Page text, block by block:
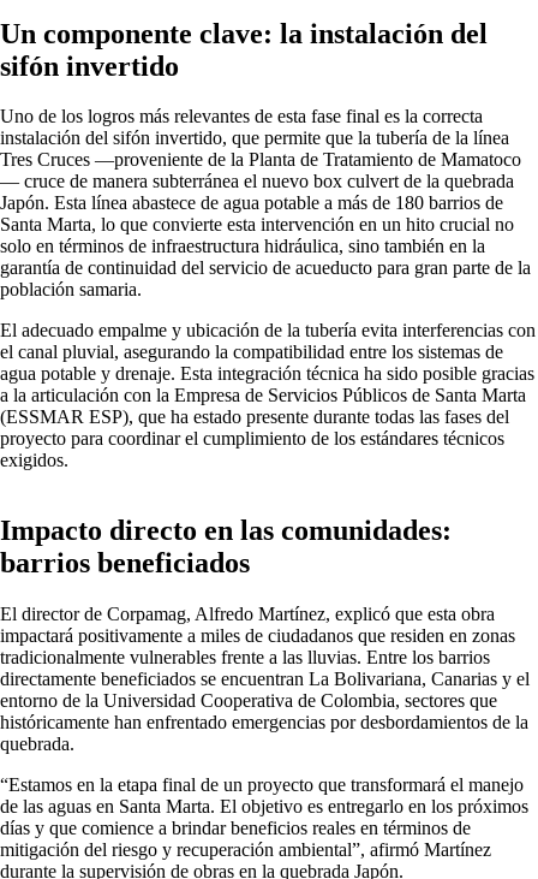
Un componente clave: la instalación del
sifón invertido
Uno de los logros más relevantes de esta fase final es la correcta
instalación del sifón invertido, que permite que la tubería de la línea
Tres Cruces —proveniente de la Planta de Tratamiento de Mamatoco
— cruce de manera subterránea el nuevo box culvert de la quebrada
Japón. Esta línea abastece de agua potable a más de 180 barrios de
Santa Marta, lo que convierte esta intervención en un hito crucial no
solo en términos de infraestructura hidráulica, sino también en la
garantía de continuidad del servicio de acueducto para gran parte de la
población samaria.
El adecuado empalme y ubicación de la tubería evita interferencias con
el canal pluvial, asegurando la compatibilidad entre los sistemas de
agua potable y drenaje. Esta integración técnica ha sido posible gracias
a la articulación con la Empresa de Servicios Públicos de Santa Marta
(ESSMAR ESP), que ha estado presente durante todas las fases del
proyecto para coordinar el cumplimiento de los estándares técnicos
exigidos.
Impacto directo en las comunidades:
barrios beneficiados
El director de Corpamag, Alfredo Martínez, explicó que esta obra
impactará positivamente a miles de ciudadanos que residen en zonas
tradicionalmente vulnerables frente a las lluvias. Entre los barrios
directamente beneficiados se encuentran La Bolivariana, Canarias y el
entorno de la Universidad Cooperativa de Colombia, sectores que
históricamente han enfrentado emergencias por desbordamientos de la
quebrada.
“Estamos en la etapa final de un proyecto que transformará el manejo
de las aguas en Santa Marta. El objetivo es entregarlo en los próximos
días y que comience a brindar beneficios reales en términos de
mitigación del riesgo y recuperación ambiental”, afirmó Martínez
durante la supervisión de obras en la quebrada Japón.